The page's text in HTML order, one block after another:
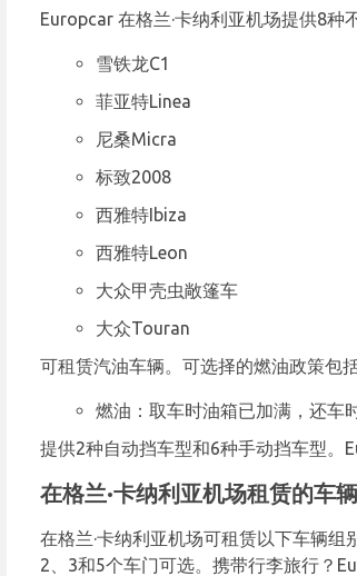
Europcar 在格兰·卡纳利亚机场提供8种
雪铁龙C1
菲亚特Linea
尼桑Micra
标致2008
西雅特Ibiza
西雅特Leon
大众甲壳虫敞篷车
大众Touran
可租赁汽油车辆。可选择的燃油政策包括
燃油：取车时油箱已加满，还车
提供2种自动挡车型和6种手动挡车型。
在格兰·卡纳利亚机场租赁的车
在格兰·卡纳利亚机场可租赁以下车辆
2、3和5个车门可选。携带行李旅行？